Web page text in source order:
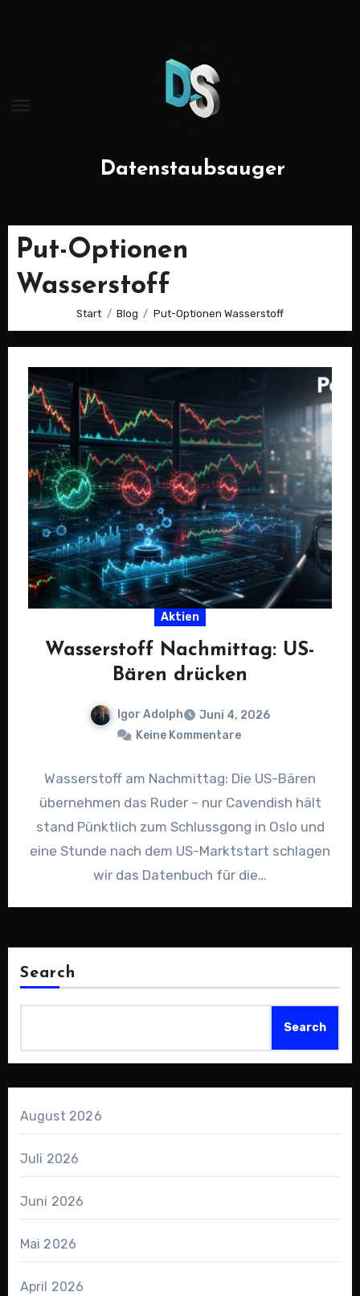
Datenstaubsauger
Put-Optionen
Wasserstoff
Start Blog Put-Optionen Wasserstoff
Aktien
Wasserstoff Nachmittag: US-
Bären drücken
Igor Adolph
Juni 4, 2026
Keine Kommentare
Wasserstoff am Nachmittag: Die US-Bären
übernehmen das Ruder – nur Cavendish hält
stand Pünktlich zum Schlussgong in Oslo und
eine Stunde nach dem US-Marktstart schlagen
wir das Datenbuch für die…
Search
Search
August 2026
Juli 2026
Juni 2026
Mai 2026
April 2026